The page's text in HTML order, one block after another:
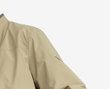
了のお知らせ